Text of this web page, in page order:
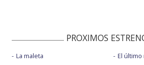
PROXIMOS
La maleta
El último